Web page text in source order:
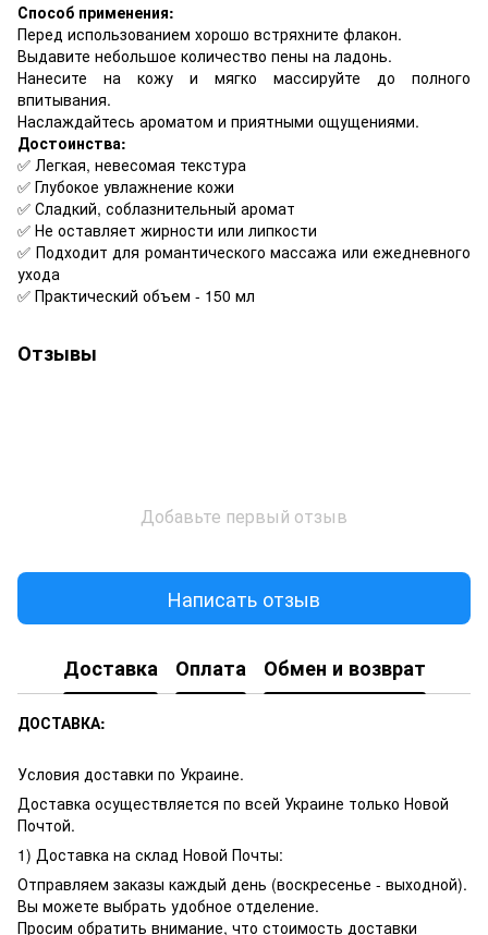
Способ применения:
Перед использованием хорошо встряхните флакон.
Выдавите небольшое количество пены на ладонь.
Нанесите на кожу и мягко массируйте до полного
впитывания.
Наслаждайтесь ароматом и приятными ощущениями.
Достоинства:
✅ Легкая, невесомая текстура
✅ Глубокое увлажнение кожи
✅ Сладкий, соблазнительный аромат
✅ Не оставляет жирности или липкости
✅ Подходит для романтического массажа или ежедневного
ухода
✅ Практический объем - 150 мл
Отзывы
Добавьте первый отзыв
Написать отзыв
Доставка Оплата Обмен и возврат
ДОСТАВКА:
Условия доставки по Украине.
Доставка осуществляется по всей Украине только Новой
Почтой.
1) Доставка на склад Новой Почты:
Отправляем заказы каждый день (воскресенье - выходной).
Вы можете выбрать удобное отделение.
Просим обратить внимание, что стоимость доставки